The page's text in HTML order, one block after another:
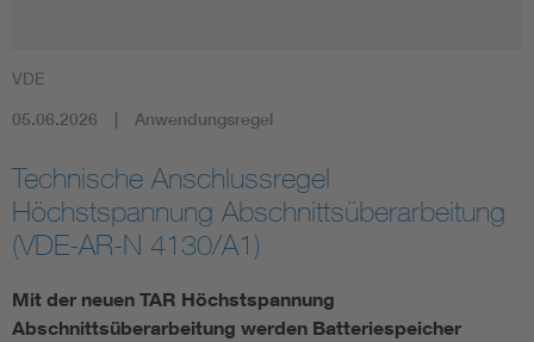
Vom Netz zum System
VDE
05.06.2026 Anwendungsregel
Technische Anschlussregel
Höchstspannung Abschnittsüberarbeitung
(VDE-AR-N 4130/A1)
Mit der neuen TAR Höchstspannung
Abschnittsüberarbeitung werden Batteriespeicher